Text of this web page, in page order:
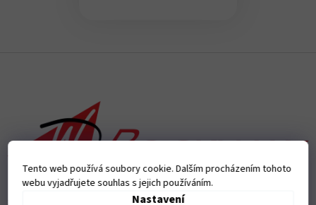
Tento web používá soubory cookie. Dalším procházením tohoto
webu vyjadřujete souhlas s jejich používáním.
Nastavení